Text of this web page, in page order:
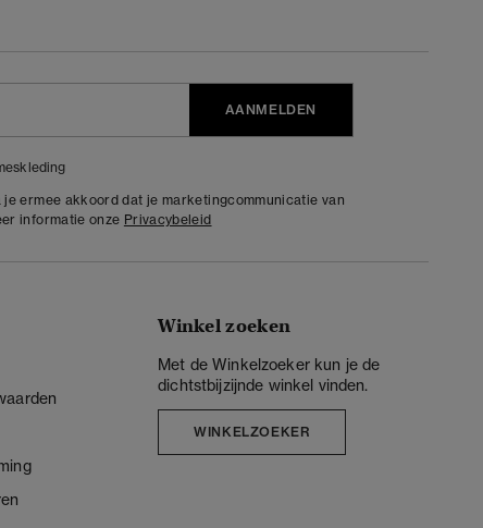
AANMELDEN
je ermee akkoord dat je marketingcommunicatie van
informatie onze Privacybeleid
Winkel zoeken
Met de Winkelzoeker kun je de
dichtstbijzijnde winkel vinden.
WINKELZOEKER